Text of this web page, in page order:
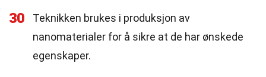
30
Teknikken brukes i produksjon av
nanomaterialer for å sikre at de har ønskede
egenskaper.